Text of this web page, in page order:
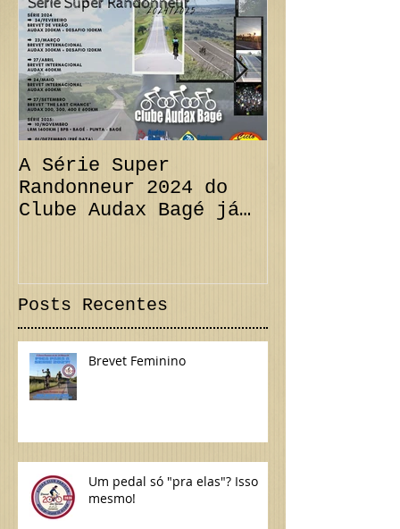
A Série Super
Randonneur 2024 do
Clube Audax Bagé já
Posts Recentes
Brevet Feminino
Um pedal só "pra elas"? Isso
mesmo!